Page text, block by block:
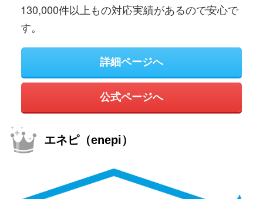
130,000件以上もの対応実績があるので安心で
す。
詳細ページへ
公式ページへ
エネピ（enepi）